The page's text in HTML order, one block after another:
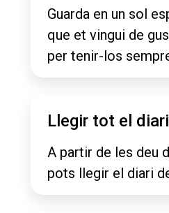
Guarda en un sol
que et vingui de
per tenir-los
Llegir tot el
A partir de les deu
pots llegir el diari